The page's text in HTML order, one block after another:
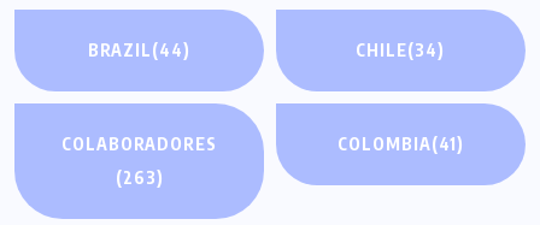
BRAZIL(44) CHILE(34)
COLABORADORES
(263)
COLOMBIA(41)